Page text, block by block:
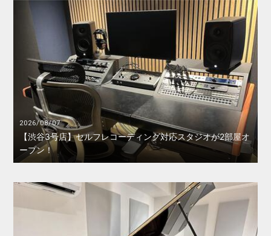
2026/08/07
【渋谷3号店】セルフレコーディング対応スタジオが2部屋オ
ープン！